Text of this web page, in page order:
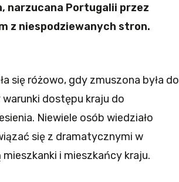
narzucana Portugalii przez
z niespodziewanych stron.
się różowo, gdy zmuszona była do
dostępu kraju do
Niewiele osób wiedziało
się z dramatycznymi w
i mieszkańcy kraju.